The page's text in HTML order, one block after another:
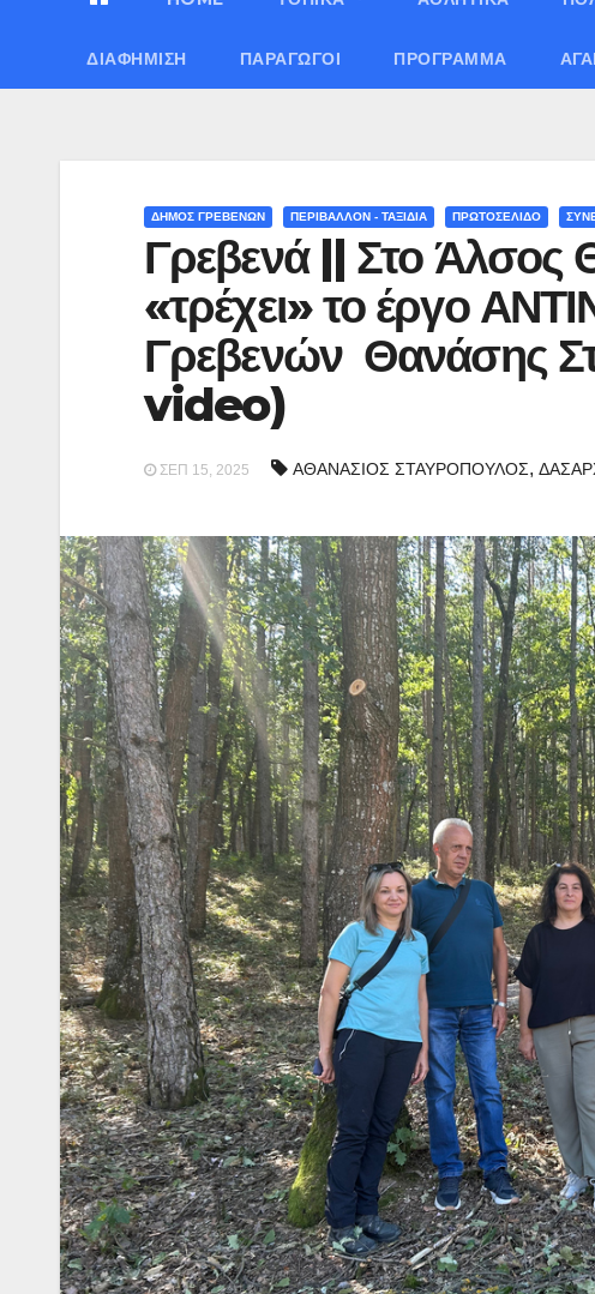
ΔΙΑΦΉΜΙΣΗ ΠΑΡΑΓΩΓΟΊ ΠΡΌΓΡΑΜΜΑ
ΔΗΜΟΣ ΓΡΕΒΕΝΩΝ ΠΕΡΙΒΑΛΛΟΝ - ΤΑΞΙΔΙΑ ΠΡΩΤΟΣΕΛΙΔΟ
Γρεβενά || Στο Άλσος
«τρέχει» το έργο
Γρεβενών Θανάσης
video)
ΣΕΠ 15, 2025 ΑΘΑΝΑΣΙΟΣ ΣΤΑΥΡΟΠΟΥΛΟΣ,